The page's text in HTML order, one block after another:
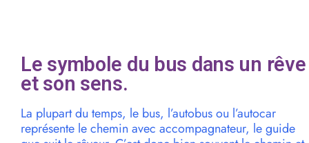
Le symbole du bus dans un rêve
et son sens.
La plupart du temps, le bus, l’autobus ou l’autocar
représente le chemin avec accompagnateur, le guide